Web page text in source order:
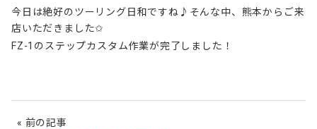
今日は絶好のツーリング日和ですね♪そんな中、熊本からご来
店いただきました✩
FZ-1のステップカスタム作業が完了しました！
« 前の記事